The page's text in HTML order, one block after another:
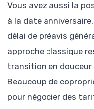
Vous avez aussi la
à la date
délai de préavis
approche classique
transition en douceur
Beaucoup de
pour négocier des